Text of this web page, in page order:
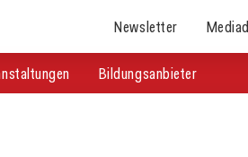
Newsletter
Bildungsanbieter